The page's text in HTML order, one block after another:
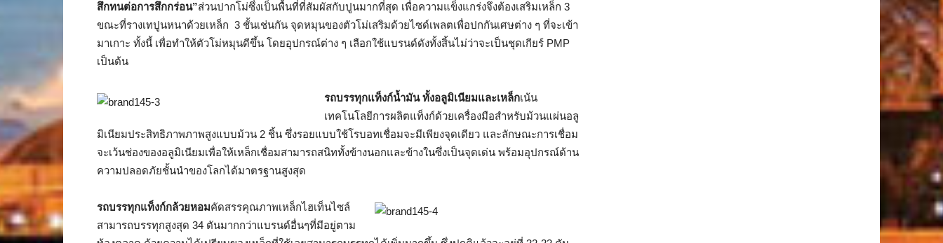
สึกทนต่อการสึกกร่อน”ส่วนปากโม่ซึ่งเป็นพื้นที่ที่สัมผัสกับปูนมากที่สุด เพื่อความแข็งแกร่งจึงต้องเสริมเหล็ก 3
ขณะที่รางเทปูนหนาด้วยเหล็ก 3 ชั้นเช่นกัน จุดหมุนของตัวโม่เสริมด้วยไซด์เพลตเพื่อปกกันเศษต่าง ๆ ที่จะเข้า
มาเกาะ ทั้งนี้ เพื่อทำให้ตัวโม่หมุนดีขึ้น โดยอุปกรณ์ต่าง ๆ เลือกใช้แบรนด์ดังทั้งสิ้นไม่ว่าจะเป็นชุดเกียร์ PMP
เป็นต้น
รถบรรทุกแท็งก์น้ำมัน ทั้งอลูมิเนียมและเหล็กเน้น
เทคโนโลยีการผลิตแท็งก์ด้วยเครื่องมือสำหรับม้วนแผ่นอลู
มิเนียมประสิทธิภาพภาพสูงแบบม้วน 2 ชิ้น ซึ่งรอยแบบใช้โรบอทเชื่อมจะมีเพียงจุดเดียว และลักษณะการเชื่อม
จะเว้นช่องของอลูมิเนียมเพื่อให้เหล็กเชื่อมสามารถสนิททั้งข้างนอกและข้างในซึ่งเป็นจุดเด่น พร้อมอุปกรณ์ด้าน
ความปลอดภัยชั้นนำของโลกได้มาตรฐานสูงสุด
รถบรรทุกแท็งก์กล้วยหอมคัดสรรคุณภาพเหล็กไฮเท็นไซล์
สามารถบรรทุกสูงสุด 34 ตันมากกว่าแบรนด์อื่นๆที่มีอยู่ตาม